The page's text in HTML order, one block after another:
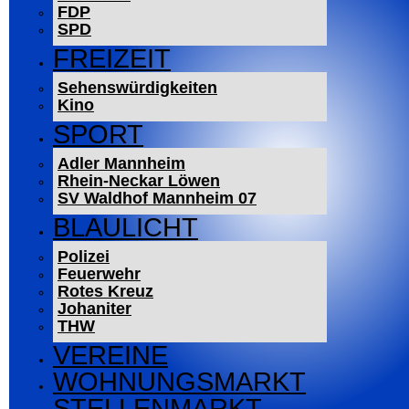
FDP
SPD
FREIZEIT
Sehenswürdigkeiten
Kino
SPORT
Adler Mannheim
Rhein-Neckar Löwen
SV Waldhof Mannheim 07
BLAULICHT
Polizei
Feuerwehr
Rotes Kreuz
Johaniter
THW
VEREINE
WOHNUNGSMARKT